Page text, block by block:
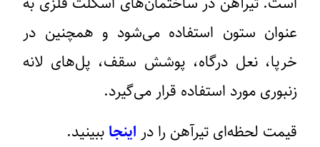
عنوان ستون استفاده می‌شود و همچنین در
خرپا، نعل درگاه، پوشش سقف، پل‌های لانه
زنبوری مورد استفاده قرار می‌گیرد.
قیمت لحظه‌ای تیرآهن را در اینجا ببینید.